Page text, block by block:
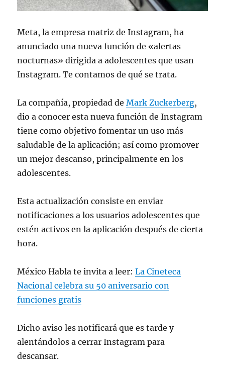
Meta, la empresa matriz de Instagram, ha
anunciado una nueva función de «alertas
nocturnas» dirigida a adolescentes que usan
Instagram. Te contamos de qué se trata.
La compañía, propiedad deMark Zuckerberg,
dio a conocer esta nueva función de Instagram
tiene como objetivo fomentar un uso más
saludable de la aplicación; así como promover
un mejor descanso, principalmente en los
adolescentes.
Esta actualización consiste en enviar
notificaciones a los usuarios adolescentes que
estén activos en la aplicación después de cierta
hora.
México Habla te invita a leer:La Cineteca
Nacional celebra su 50 aniversario con
funciones gratis
Dicho aviso les notificará que es tarde y
alentándolos a cerrar Instagram para
descansar.